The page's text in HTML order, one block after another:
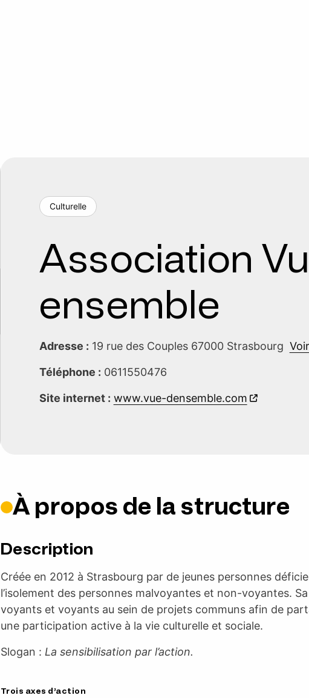
Culturelle
Association
ensemble
Adresse : 19 rue des Couples 67000 Strasbourg
Téléphone : 0611550476
Site internet : www.vue-densemble.com
À propos de la structure
Description
Créée en 2012 à Strasbourg par de jeunes personnes
l’isolement des personnes malvoyantes et non-voyantes.
voyants et voyants au sein de projets communs afin de
une participation active à la vie culturelle et sociale.
Slogan : La sensibilisation par l’action.
Trois axes d’action